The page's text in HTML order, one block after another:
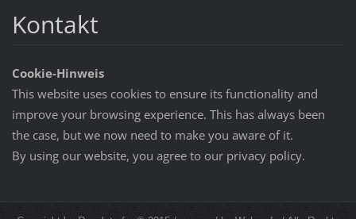
Kontakt
Cookie-Hinweis
This website uses cookies to ensure its functionality and
improve your browsing experience. This has always been
the case, but we now need to make you aware of it.
By using our website, you agree to our privacy policy.